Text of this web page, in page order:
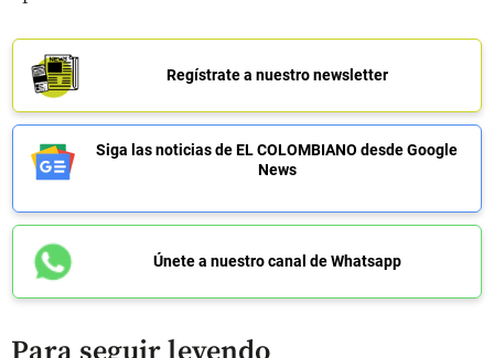
Regístrate a nuestro newsletter
Siga las noticias de EL COLOMBIANO desde Google
News
Únete a nuestro canal de Whatsapp